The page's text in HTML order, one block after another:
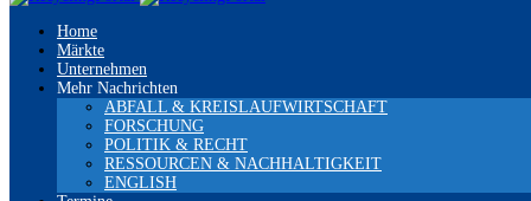
Home
Märkte
Unternehmen
Mehr Nachrichten
ABFALL & KREISLAUFWIRTSCHAFT
FORSCHUNG
POLITIK & RECHT
RESSOURCEN & NACHHALTIGKEIT
ENGLISH